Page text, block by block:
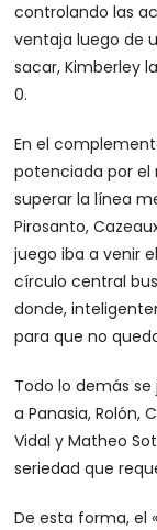
controlando las
ventaja luego de
sacar, Kimberley
0.
En el
potenciada por el
superar la línea
Pirosanto,
juego iba a venir
círculo central
donde,
para que no
Todo lo demás
a Panasia, Rolón,
Vidal y Matheo
seriedad que
De esta forma, el